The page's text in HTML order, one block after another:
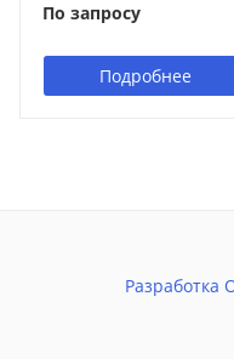
По запросу
Подробнее